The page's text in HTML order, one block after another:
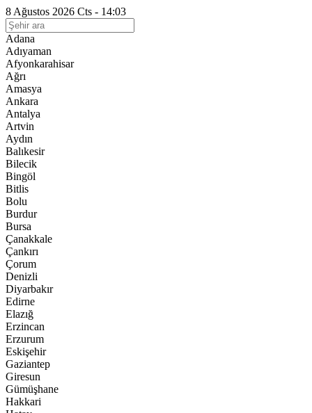
8 Ağustos 2026 Cts - 14:03
Adana
Adıyaman
Afyonkarahisar
Ağrı
Amasya
Ankara
Antalya
Artvin
Aydın
Balıkesir
Bilecik
Bingöl
Bitlis
Bolu
Burdur
Bursa
Çanakkale
Çankırı
Çorum
Denizli
Diyarbakır
Edirne
Elazığ
Erzincan
Erzurum
Eskişehir
Gaziantep
Giresun
Gümüşhane
Hakkari